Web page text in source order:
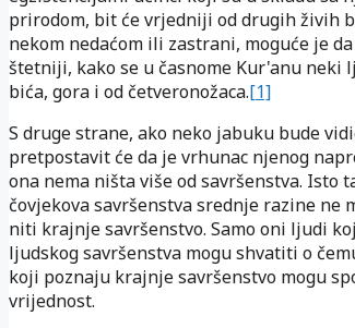
prirodom, bit će vrjedniji od drugih živih
nekom nedaćom ili zastrani, moguće je
štetniji, kako se u časnome Kur'anu neki
bića, gora i od četveronožaca.[1]
S druge strane, ako neko jabuku bude
pretpostavit će da je vrhunac njenog
ona nema ništa više od savršenstva. Isto
čovjekova savršenstva srednje razine
niti krajnje savršenstvo. Samo oni ljudi
ljudskog savršenstva mogu shvatiti o
koji poznaju krajnje savršenstvo mogu
vrijednost.